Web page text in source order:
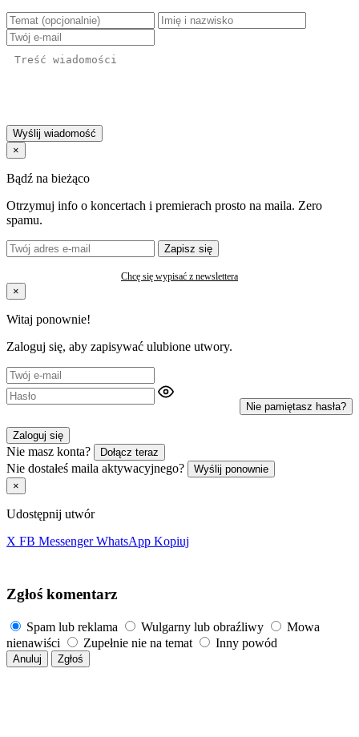
Wyślij wiadomość
×
Bądź na bieżąco
Otrzymuj info o koncertach i premierach prosto na maila. Zero
spamu.
Zapisz się
Chcę się wypisać z newslettera
×
Witaj ponownie!
Zaloguj się, aby zapisywać ulubione utwory.
Nie pamiętasz hasła?
Zaloguj się
Nie masz konta? Dołącz teraz
Nie dostałeś maila aktywacyjnego?
Wyślij ponownie
×
Udostępnij utwór
X FB Messenger WhatsApp Kopiuj
Zgłoś komentarz
Spam lub reklama Wulgarny lub obraźliwy
Mowa
nienawiści
Zupełnie nie na temat Inny powód
Anuluj Zgłoś